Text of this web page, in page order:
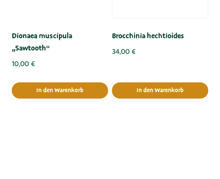
Dionaea muscipula
„Sawtooth“
10,00 €
In den Warenkorb
Brocchinia hechtioides
34,00 €
In den Warenkorb